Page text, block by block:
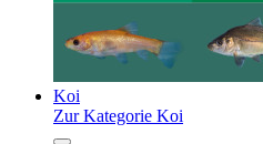
Koi
Zur Kategorie Koi